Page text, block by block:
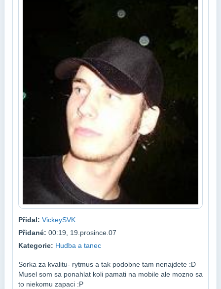
Přidal: VickeySVK
Přidané: 00:19, 19.prosince.07
Kategorie: Hudba a tanec
Sorka za kvalitu- rytmus a tak podobne tam nenajdete :D
Musel som sa ponahlat koli pamati na mobile ale mozno sa
to niekomu zapaci :P